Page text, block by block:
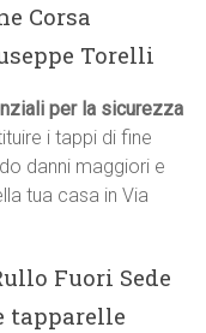
Corsa
Torelli
per la sicurezza
i tappi di fine
danni maggiori e
tua casa in Via
Fuori Sede
tapparelle